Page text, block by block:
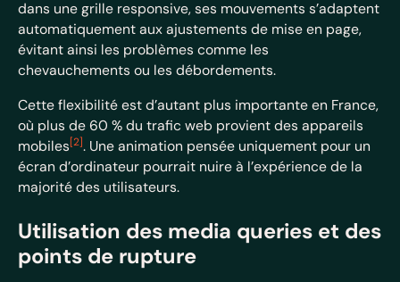
dans une grille responsive, ses mouvements s’adaptent
automatiquement aux ajustements de mise en page,
évitant ainsi les problèmes comme les
chevauchements ou les débordements.
Cette flexibilité est d’autant plus importante en France,
où plus de 60 % du trafic web provient des appareils
mobiles[2]. Une animation pensée uniquement pour un
écran d’ordinateur pourrait nuire à l’expérience de la
majorité des utilisateurs.
Utilisation des media queries et des
points de rupture